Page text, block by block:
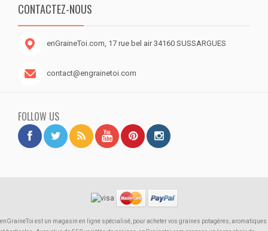
CONTACTEZ-NOUS
enGraineToi.com, 17 rue bel air 34160 SUSSARGUES
contact@engrainetoi.com
FOLLOW US
enGraineToi est un magasin en ligne spécialisé, pour acheter vos graines potagères, aromatiques